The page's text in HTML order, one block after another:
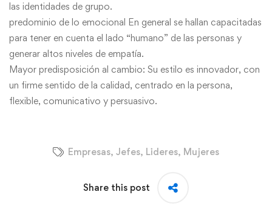
las identidades de grupo.
predominio de lo emocional En general se hallan capacitadas
para tener en cuenta el lado “humano” de las personas y
generar altos niveles de empatía.
Mayor predisposición al cambio: Su estilo es innovador, con
un firme sentido de la calidad, centrado en la persona,
flexible, comunicativo y persuasivo.
Empresas, Jefes, Lideres, Mujeres
Share this post